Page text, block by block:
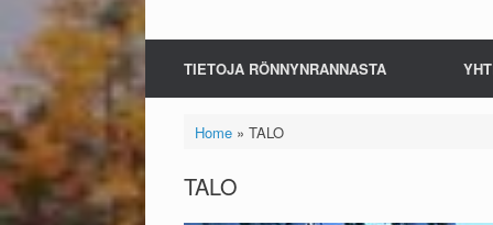
TIETOJA RÖNNYNRANNASTA
Home» TALO
TALO